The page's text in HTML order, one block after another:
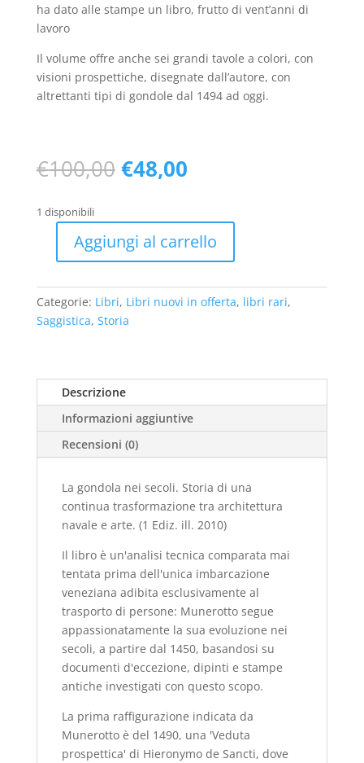
ha dato alle stampe un libro, frutto di vent’anni di
lavoro
Il volume offre anche sei grandi tavole a colori, con
visioni prospettiche, disegnate dall’autore, con
altrettanti tipi di gondole dal 1494 ad oggi.
€100,00 Il
prezzo
era:
€100,00.
€48,00Il
è:
€48,00.
1 disponibili
nei
secoli.
Storia
continua
trasformazione
architettura
navale
2010)
quantità
Aggiungi al carrello
Categorie: Libri, Libri nuovi in offerta, libri rari,
Saggistica, Storia
Descrizione
Informazioni aggiuntive
Recensioni (0)
La gondola nei secoli. Storia di una
continua trasformazione tra architettura
navale e arte. (1 Ediz. ill. 2010)
Il libro è un'analisi tecnica comparata mai
tentata prima dell'unica imbarcazione
veneziana adibita esclusivamente al
trasporto di persone: Munerotto segue
appassionatamente la sua evoluzione nei
secoli, a partire dal 1450, basandosi su
documenti d'eccezione, dipinti e stampe
antiche investigati con questo scopo.
La prima raffigurazione indicata da
Munerotto è del 1490, una 'Veduta
prospettica' di Hieronymo de Sancti, dove